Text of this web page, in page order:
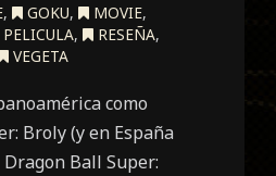
, GOKU, MOVIE,
PELICULA, RESEÑA,
VEGETA
como
Broly (y en España
Ball Super: